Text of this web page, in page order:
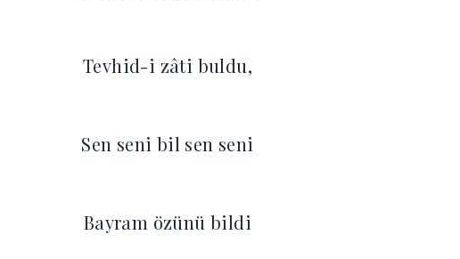
Tevhid-i zâti buldu,
Sen seni bil sen seni
Bayram özünü bildi